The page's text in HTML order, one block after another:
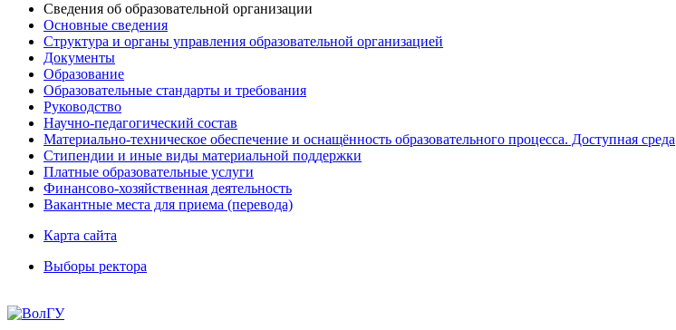
Сведения об образовательной организации
Основные сведения
Структура и органы управления образовательной организацией
Документы
Образование
Образовательные стандарты и требования
Руководство
Научно-педагогический состав
Материально-техническое обеспечение и оснащённость образовательного процесса. Доступная среда
Стипендии и иные виды материальной поддержки
Платные образовательные услуги
Финансово-хозяйственная деятельность
Вакантные места для приема (перевода)
Карта сайта
Выборы ректора